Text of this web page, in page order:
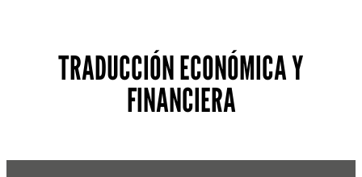
TRADUCCIÓN ECONÓMICA Y
FINANCIERA